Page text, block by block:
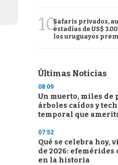
10Safaris privados,
estadías de US$
los uruguayos
Últimas Noticias
08:09
Un muerto, miles de
árboles caídos y
temporal que
07:52
Qué se celebra hoy,
de 2026: efemérides
en la historia